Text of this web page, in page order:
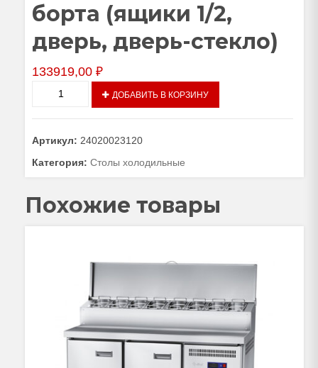
борта (ящики 1/2,
дверь, дверь-стекло)
133919,00 ₽
Стол
среднетемпературный
СХС-60-
столешница
ДОБАВИТЬ В КОРЗИНУ
Артикул: 24020023120
Категория: Столы холодильные
Похожие товары